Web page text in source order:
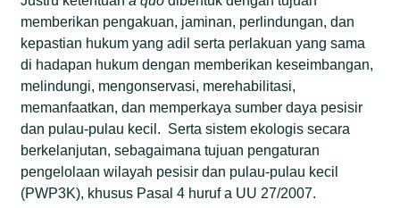
memberikan pengakuan, jaminan, perlindungan, dan
kepastian hukum yang adil serta perlakuan yang sama
di hadapan hukum dengan memberikan keseimbangan,
melindungi, mengonservasi, merehabilitasi,
memanfaatkan, dan memperkaya sumber daya pesisir
dan pulau-pulau kecil. Serta sistem ekologis secara
berkelanjutan, sebagaimana tujuan pengaturan
pengelolaan wilayah pesisir dan pulau-pulau kecil
(PWP3K), khusus Pasal 4 huruf a UU 27/2007.